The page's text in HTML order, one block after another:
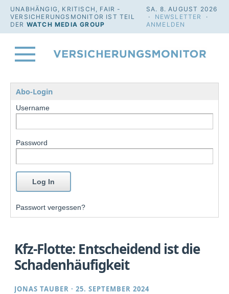
UNABHÄNGIG, KRITISCH, FAIR -
VERSICHERUNGSMONITOR IST TEIL
DER WATCH MEDIA GROUP
SA. 8. AUGUST 2026
· NEWSLETTER
·
ANMELDEN
Abo-Login
Username
Password
Passwort vergessen?
Kfz-Flotte: Entscheidend ist die
Schadenhäufigkeit
JONAS TAUBER ·25. SEPTEMBER 2024